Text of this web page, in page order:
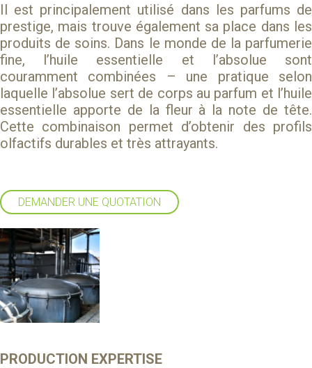
Il est principalement utilisé dans les parfums de
prestige, mais trouve également sa place dans les
produits de soins. Dans le monde de la parfumerie
fine, l’huile essentielle et l’absolue sont
couramment combinées – une pratique selon
laquelle l’absolue sert de corps au parfum et l’huile
essentielle apporte de la fleur à la note de tête.
Cette combinaison permet d’obtenir des profils
olfactifs durables et très attrayants.
DEMANDER UNE QUOTATION
PRODUCTION EXPERTISE